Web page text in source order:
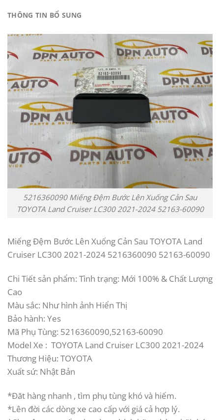
THÔNG TIN BỔ SUNG
5216360090 Miếng Đệm Bước Lên Xuống Cản Sau
TOYOTA Land Cruiser LC300 2021-2024 52163-60090
Miếng Đệm Bước Lên Xuống Cản Sau TOYOTA Land
Cruiser LC300 2021-2024 5216360090 52163-60090
Chi Tiết sản phẩm: Tình trạng: Mới 100% & Chất Lượng
Cao
Màu sắc: Như hình ảnh Hiển Thị
Bảo hành: Yes
Mã Phụ Tùng: 5216360090,52163-60090
Model Xe : TOYOTA Land Cruiser LC300 2021-2024
Thương Hiệu: TOYOTA
Xuất sứ: Nhật Bản
*Đăt hàng nhanh , tìm phụ tùng khó và hiếm.
*Lên đời các dòng xe cao cấp với giá cả hợp lý.